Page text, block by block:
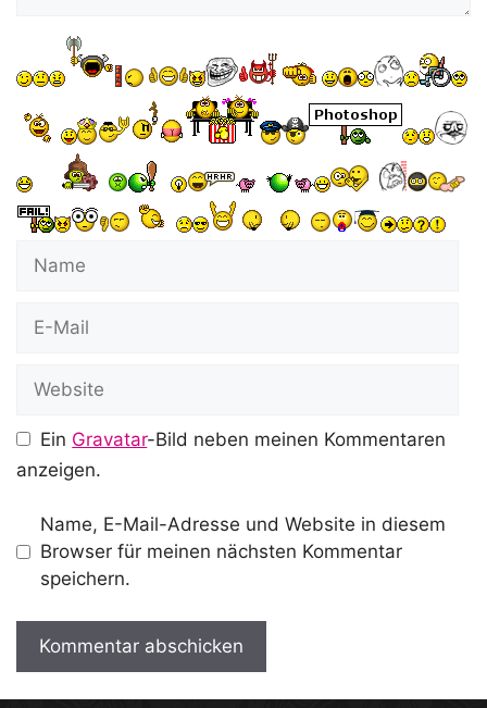
Mail
Ein Gravatar-Bild neben meinen Kommentaren
anzeigen.
Name, E-Mail-Adresse und Website in diesem
Browser für meinen nächsten Kommentar
speichern.
A